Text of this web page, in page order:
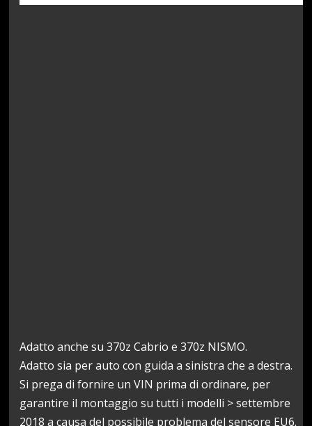
Adatto anche su 370z Cabrio e 370z NISMO.
Adatto sia per auto con guida a sinistra che a destra.
Si prega di fornire un VIN prima di ordinare, per
garantire il montaggio su tutti i modelli > settembre
2018 a causa del possibile problema del sensore EU6.